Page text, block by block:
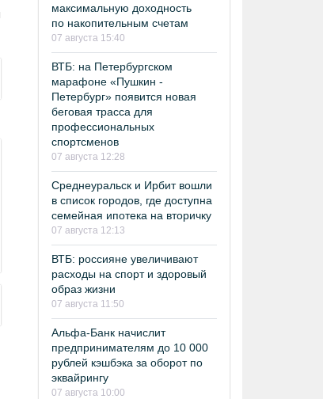
максимальную доходность
по накопительным счетам
07 августа 15:40
ВТБ: на Петербургском
марафоне «Пушкин -
Петербург» появится новая
беговая трасса для
профессиональных
спортсменов
07 августа 12:28
Среднеуральск и Ирбит вошли
в список городов, где доступна
семейная ипотека на вторичку
07 августа 12:13
ВТБ: россияне увеличивают
расходы на спорт и здоровый
образ жизни
07 августа 11:50
Альфа-Банк начислит
предпринимателям до 10 000
рублей кэшбэка за оборот по
эквайрингу
07 августа 10:00